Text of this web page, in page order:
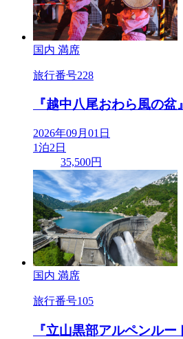
国内 満席
旅行番号228
『越中八尾おわら風の
2026年09月01日
1泊2日
35,500円
国内 満席
旅行番号105
『立山黒部アルペンル